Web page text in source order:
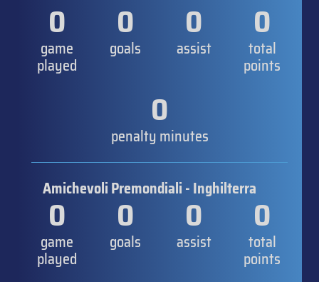
0
game
played
0
goals
0
assist
0
total
points
0
penalty minutes
Amichevoli Premondiali - Inghilterra
0
game
played
0
goals
0
assist
0
total
points